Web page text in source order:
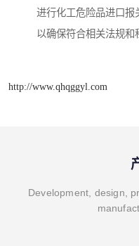
进行化工危险品进口报
以确保符合相关法规和
http://www.qhqggyl.com
Development, design,